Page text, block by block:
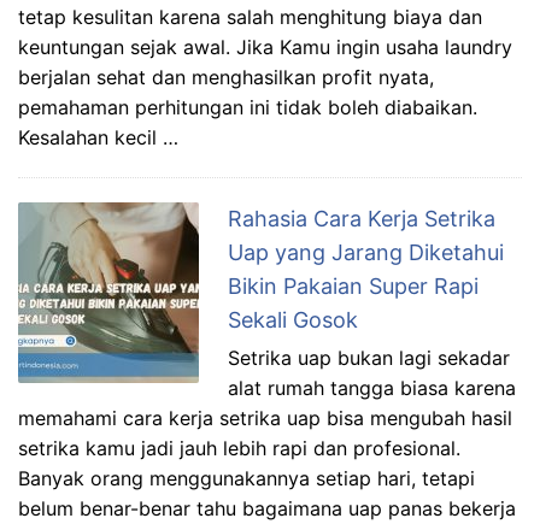
tetap kesulitan karena salah menghitung biaya dan
keuntungan sejak awal. Jika Kamu ingin usaha laundry
berjalan sehat dan menghasilkan profit nyata,
pemahaman perhitungan ini tidak boleh diabaikan.
Kesalahan kecil …
Rahasia Cara Kerja Setrika
Uap yang Jarang Diketahui
Bikin Pakaian Super Rapi
Sekali Gosok
Setrika uap bukan lagi sekadar
alat rumah tangga biasa karena
memahami cara kerja setrika uap bisa mengubah hasil
setrika kamu jadi jauh lebih rapi dan profesional.
Banyak orang menggunakannya setiap hari, tetapi
belum benar-benar tahu bagaimana uap panas bekerja